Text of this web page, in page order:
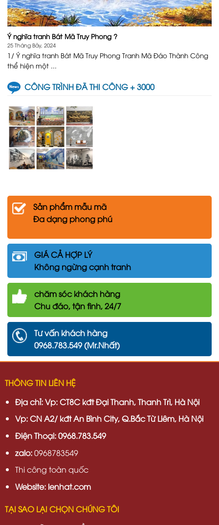
Ý nghĩa tranh Bát Mã Truy Phong ?
25 Tháng Bảy, 2024
1/ Ý nghĩa tranh Bát Mã Truy Phong Tranh Mã Đáo Thành Công
thể hiện một ...
CÔNG TRÌNH ĐÃ THI CÔNG + 3000
Sản phẩm mẫu mã
Đa dạng phong phú
GIÁ CẢ HỢP LÝ
Không ngừng cạnh tranh
chămsóc khách hàng
Chu đáo, tận tình, 24/7
Tư vấn khách hàng
0968.783.549 (Mr.Nhất)
THÔNG TIN LIÊN HỆ
Địa chỉ: Vp: CT8C kđt Đại Thanh, Thanh Trì, Hà Nội
Vp: CN A2/ kđt An Bình City, Q.Bắc Từ Liêm, Hà Nội
Điện Thoại: 0968.783.549
zalo:0968783549
Thi công toàn quốc
Website: lenhat.com
TẠI SAO LẠI CHỌN CHÚNG TÔI